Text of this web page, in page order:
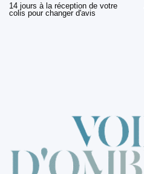
14 jours à la réception de votre
colis pour changer d'avis